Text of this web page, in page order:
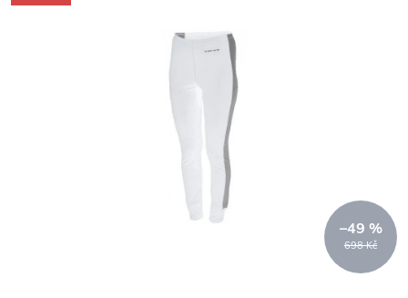
698 Kč
–49 %